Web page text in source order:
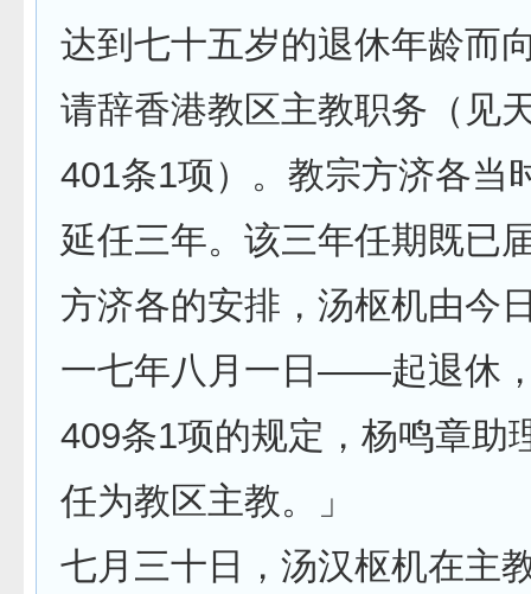
达到七十五岁的退休年龄而
请辞香港教区主教职务（见
401条1项）。教宗方济各当
延任三年。该三年任期既已
方济各的安排，汤枢机由
一七年八月一日——起退休
409条1项的规定，杨鸣章助
任为教区主教。」
七月三十日，汤汉枢机在主